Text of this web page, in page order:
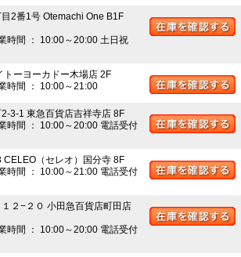
2番1号 Otemachi One B1F
時間 ： 10:00～20:00 土日祝
ーヨーカドー木場店 2F
時間 ： 10:00～21:00
3-1 東急百貨店吉祥寺店 8F
時間 ： 10:00～20:00 電話受付
（セレオ）国分寺 8F
時間 ： 10:00～21:00 電話受付
２−２０ 小田急百貨店町田店
時間 ： 10:00～20:00 電話受付